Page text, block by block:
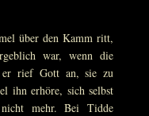
über den Kamm ritt,
war, wenn die
er rief Gott an, sie zu
ihn erhöre, sich selbst
mehr. Bei Tidde